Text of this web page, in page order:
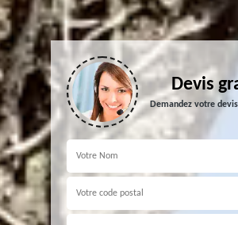
Devis
Demandez votre